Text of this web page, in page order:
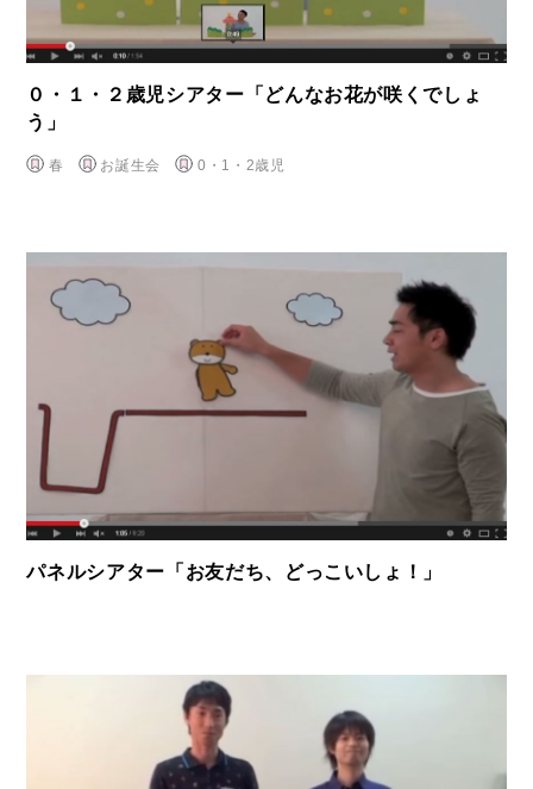
０・１・２歳児シアター「どんなお花が咲くでしょ
う」
春 お誕生会 0・1・2歳児
パネルシアター「お友だち、どっこいしょ！」